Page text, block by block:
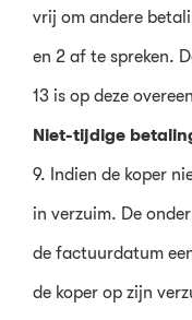
vrij om andere
en 2 af te spreken.
13 is op deze
Niet-tijdige
9. Indien de koper
in verzuim. De
de factuurdatum
de koper op zijn